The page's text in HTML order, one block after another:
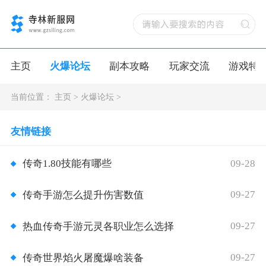
主页 火爆论坛 副本攻略 玩家交流 游戏特
当前位置： 主页> 火爆论坛>
友情链接
传奇1.80技能有哪些 09-28
传奇手游怎么提升伤害数值 09-27
热血传奇手游元灵各职业怎么选择 09-27
传奇世界焰火屠魔爆啥装备 09-27